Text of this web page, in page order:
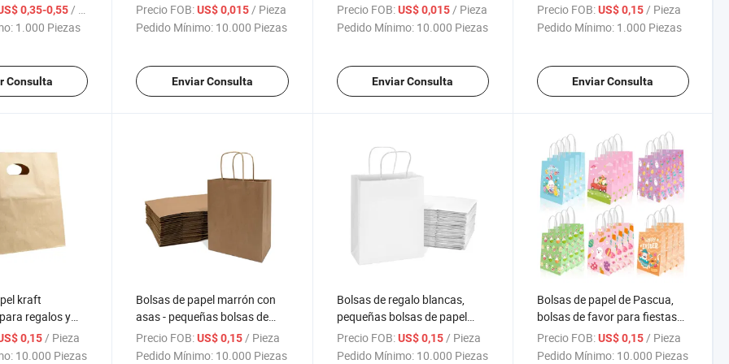
de cuerdas
botella de
natación
0,35-0,55/ Pieza
1.000 Piezas
Consulta
favores de boda con cordón,
bolsas de regalo para joyería
organización de maquillaje
Precio FOB: US$ 0,015/ Pieza
Pedido Mínimo: 10.000 Piezas
Enviar Consulta
para joyería, bolsas de
caramelos para Navidad,
mixtos
Precio FOB: US$ 0,015/ Pieza
Pedido Mínimo: 10.000 Piezas
Enviar Consulta
tote de regalo para
manualidades
Precio FOB: US$ 0,15/ Pieza
Pedido Mínimo: 1.000 Piezas
Enviar Consulta
kraft
regalos y
0,15 / Pieza
10.000 Piezas
Bolsas de papel marrón con
asas - pequeñas bolsas de
kraft para compras, tote de
regalo para manualidades
Precio FOB: US$ 0,15 / Pieza
Pedido Mínimo: 10.000 Piezas
Bolsas de regalo blancas,
pequeñas bolsas de papel
para compras con asas, tote
de kraft
Precio FOB: US$ 0,15 / Pieza
Pedido Mínimo: 10.000 Piezas
Bolsas de papel de Pascua,
bolsas de favor para fiestas
de Pascua, bolsas de regalo
de Pascua, bolsas para la
Precio FOB: US$ 0,15 / Pieza
Pedido Mínimo: 10.000 Piezas